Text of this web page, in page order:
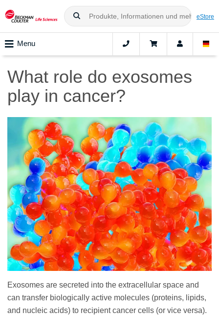
eStore
Menu
What role do exosomes
play in cancer?
Exosomes are secreted into the extracellular space and
can transfer biologically active molecules (proteins, lipids,
and nucleic acids) to recipient cancer cells (or vice versa).